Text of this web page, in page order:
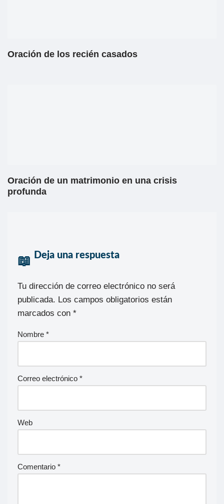
Oración de los recién casados
Oración de un matrimonio en una crisis
profunda
Deja una respuesta
Tu dirección de correo electrónico no será
publicada. Los campos obligatorios están
marcados con *
Nombre *
Correo electrónico *
Web
Comentario *